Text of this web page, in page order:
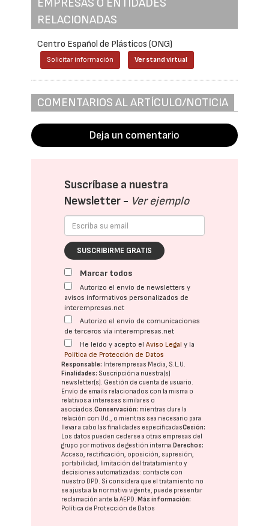
EMPRESAS O ENTIDADES
RELACIONADAS
Centro Español de Plásticos (ONG)
Solicitar información Ver stand virtual
COMENTARIOS AL ARTÍCULO/NOTICIA
Deja un comentario
Suscríbase a nuestra
Newsletter - Ver ejemplo
SUSCRIBIRME GRATIS
Marcar todos
Autorizo el envío de newsletters y
avisos informativos personalizados de
interempresas.net
Autorizo el envío de comunicaciones
de terceros vía interempresas.net
He leído y acepto elAviso Legal y la
Política de Protección de Datos
Responsable: Interempresas Media, S.L.U.
Finalidades: Suscripción a nuestra(s)
newsletter(s). Gestión de cuenta de usuario.
Envío de emails relacionados con la misma o
relativos a intereses similares o
asociados.Conservación: mientras dure la
relación con Ud., o mientras sea necesario para
llevar a cabo las finalidades especificadasCesión:
Los datos pueden cederse a otras empresas del
grupo por motivos de gestión interna. Derechos:
Acceso, rectificación, oposición, supresión,
portabilidad, limitación del tratatamiento y
decisiones automatizadas: contacte con
nuestro DPD. Si considera que el tratamiento no
se ajusta a la normativa vigente, puede presentar
reclamación ante laAEPD. Más información:
Política de Protección de Datos